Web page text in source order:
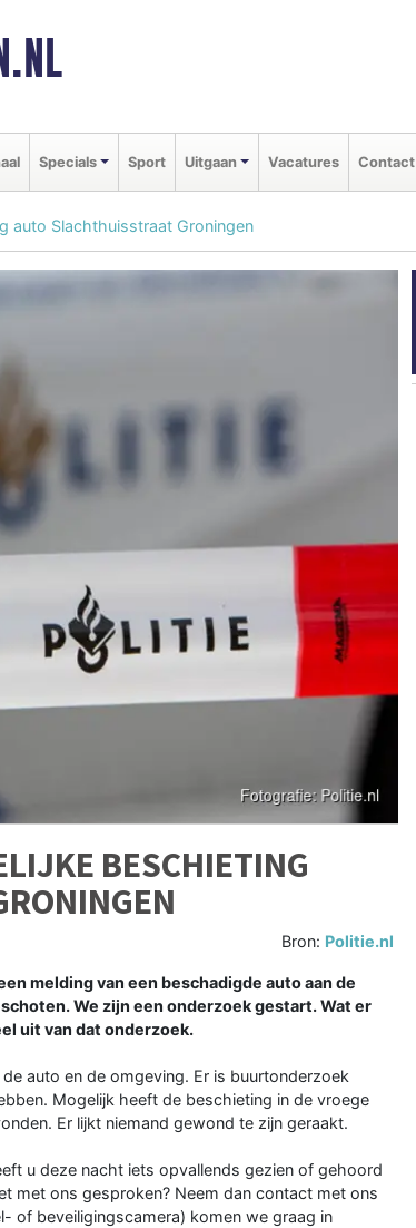
Specials Sport Uitgaan Vacatures Contact
auto Slachthuisstraat Groningen
BESCHIETING
Bron: Politie.nl
melding van een beschadigde auto aan de
We zijn een onderzoek gestart. Wat er
uit van dat onderzoek.
auto en de omgeving. Er is buurtonderzoek
Mogelijk heeft de beschieting in de vroege
Er lijkt niemand gewond te zijn geraakt.
u deze nacht iets opvallends gezien of gehoord
met ons gesproken? Neem dan contact met ons
of beveiligingscamera) komen we graag in